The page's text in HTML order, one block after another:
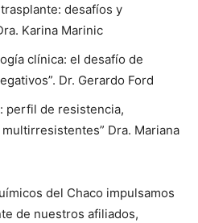
desafíos y
Karina Marinic
clínica: el desafío de
Dr. Gerardo Ford
perfil de resistencia,
Dra. Mariana
del Chaco impulsamos
de nuestros afiliados,